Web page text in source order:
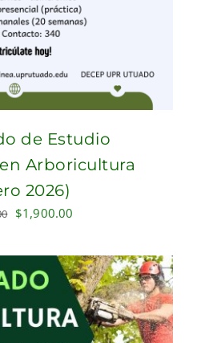
de Estudio
Arboricultura
2026)
Original
was:
$2,400.00.
$1,900.00
is:
$1,900.00.